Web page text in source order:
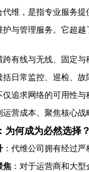
代维，是指专业服务
与管理服务。它超越
跨有线与无线、固定
括日常监控、巡检、
仅追求网络的可用性
营成本、聚焦核心战
为何成为必然选择？
：代维公司拥有经过
焦 ：对于运营商和大